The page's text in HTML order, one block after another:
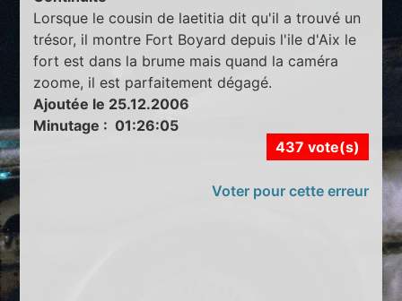
Lorsque le cousin de laetitia dit qu'il a trouvé un
trésor, il montre Fort Boyard depuis l'ile d'Aix le
fort est dans la brume mais quand la caméra
zoome, il est parfaitement dégagé.
Ajoutée le 25.12.2006
Minutage : 01:26:05
437 vote(s)
Voter pour cette erreur